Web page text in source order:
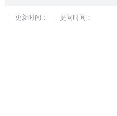
更新时间： 提问时间：